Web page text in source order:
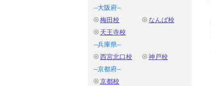
--大阪府--
梅田校
なんば校
天王寺校
--兵庫県--
西宮北口校
神戸校
--京都府--
京都校